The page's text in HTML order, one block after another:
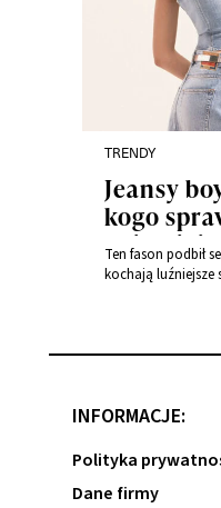
TRENDY
Jeansy
kogo
najlepiej?
Ten fason podbił
kochają luźniejsze
jak nosić jeansy
INFORMACJE:
Polityka
Dane firmy